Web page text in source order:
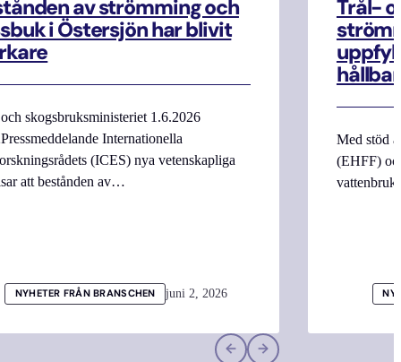
av strömming och
i Östersjön har blivit
skogsbruksministeriet 1.6.2026
Internationella
(ICES) nya vetenskapliga
att bestånden av…
NYHETER FRÅN BRANSCHEN juni 2, 2026
Trål-
Med stöd
(EHFF)